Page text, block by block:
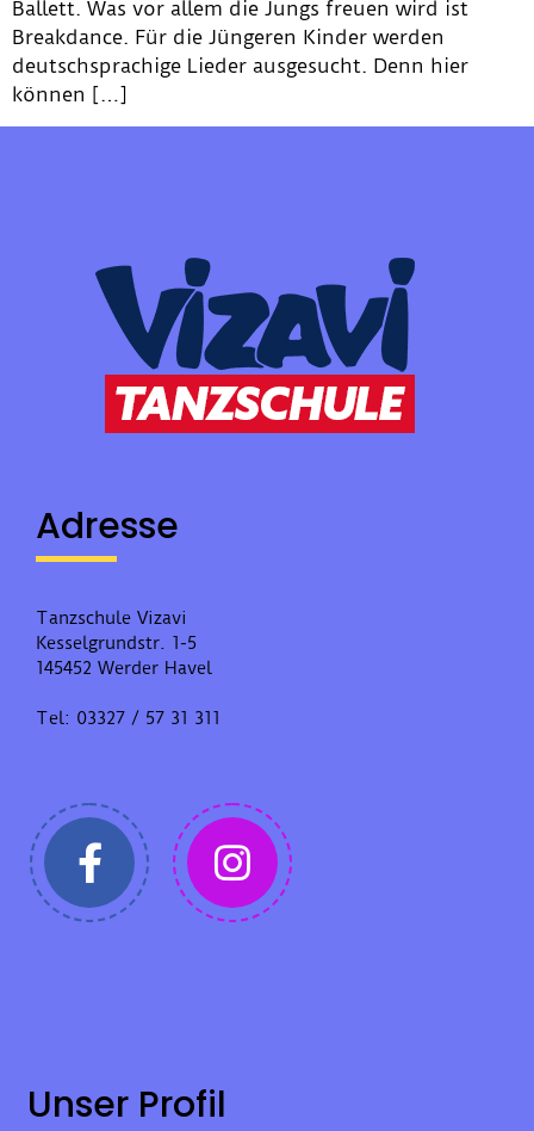
Ballett. Was vor allem die Jungs freuen wird ist
Breakdance. Für die Jüngeren Kinder werden
deutschsprachige Lieder ausgesucht. Denn hier
können […]
Adresse
Tanzschule Vizavi
Kesselgrundstr. 1-5
145452 Werder Havel
Tel: 03327 / 57 31 311
Unser Profil